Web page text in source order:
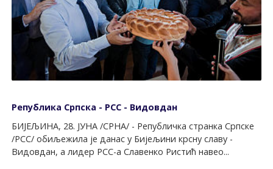
Република Српска - РСС - Видовдан
БИЈЕЉИНА, 28. ЈУНА /СРНА/ - Републичка странка Српске
/РСС/ обиљежила је данас у Бијељини крсну славу -
Видовдан, а лидер РСС-а Славенко Ристић навео...